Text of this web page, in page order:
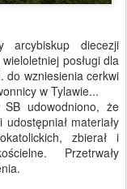
arcybiskup diecezji
posługi dla
do wzniesienia cerkwi
w Tylawie...
udowodniono, że
materiały
zbierał i
Przetrwały